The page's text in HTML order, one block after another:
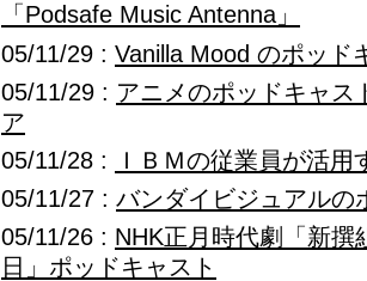
「Podsafe Music Antenna」
05/11/29 : Vanilla Mood のポッド
05/11/29 : アニメのポッドキャス
ア
05/11/28 :
ＩＢＭの従業員が活
05/11/27 : バンダイビジュアルの
05/11/26 : NHK正月時代劇「新
日」ポッドキャスト